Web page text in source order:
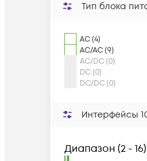
Тип блока
AC (4)
AC/AC (9)
AC/DC (0)
DC (0)
DC/DC (0)
Интерфейсы
Диапазон (2 - 16)